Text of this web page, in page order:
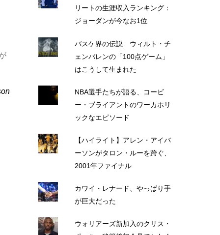
リートの生涯収入ランキング：
ジョーダンが今なお1位
バスケ界の伝説 ウィルト・チ
ェンバレンの「100点ゲーム」
はこうして生まれた
NBA選手たちが語る、コービ
ー・ブライアントのワーカホリ
ックなエピソード
【ハイライト】アレン・アイバ
ーソンがタロン・ルーを跨ぐ、
2001年ファイナル
カワイ・レナード、やっぱり手
が巨大だった
ウォリアーズ新加入のクリス・